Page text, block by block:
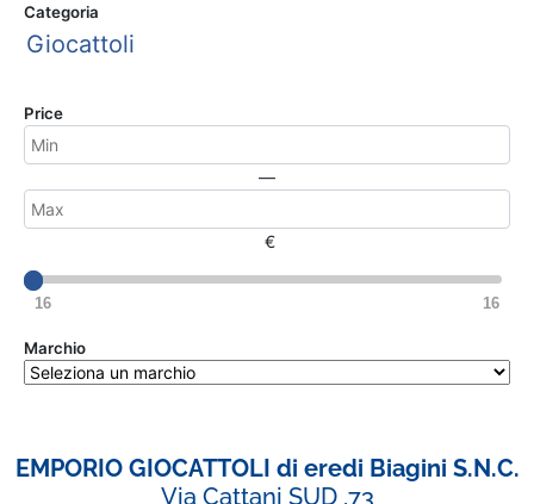
Categoria
Giocattoli
Price
—
€
16 16
Marchio
EMPORIO GIOCATTOLI di eredi Biagini S.N.C.
Via Cattani SUD ,73